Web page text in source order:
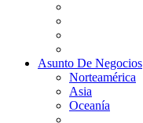
Asunto De Negocios
Norteamérica
Asia
Oceanía